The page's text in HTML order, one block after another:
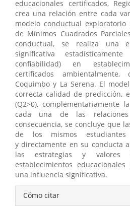
educacionales certificados,
crea una relación entre cada
modelo conductual
de Mínimos Cuadrados
conductual, se realiza una
significativa
confiabilidad) en
certificados
Coquimbo y La Serena. El
correcta calidad de predicción,
(Q2>0), complementariamente
cada una de las
consecuencia, se concluye que
de los mismos estudiantes
y directamente en su conducta
las estrategias y valores
establecimientos
una influencia significativa.
Detalles
Cómo citar